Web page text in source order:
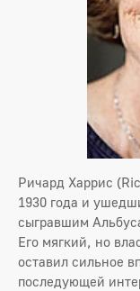
Ричард Харрис
1930 года и
сыгравшим
Его мягкий, но
оставил сильное
последующей